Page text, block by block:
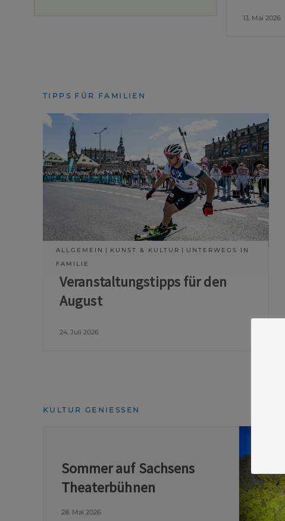
13. Mai 2026
TIPPS FÜR FAMILIEN
ALLGEMEIN KUNST & KULTUR
UNTERWEGS IN
FAMILIE
Veranstaltungstipps für den
August
24. Juli 2026
KULTUR GENIESSEN
Sommer auf Sachsens
Theaterbühnen
28. Mai 2026